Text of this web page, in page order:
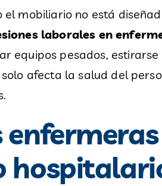
el mobiliario no está
laborales en
equipos pesados,
afecta la salud del